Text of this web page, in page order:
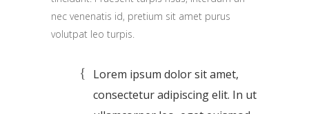
nec venenatis id, pretium sit amet purus
volutpat leo turpis.
Lorem ipsum dolor sit amet,
consectetur adipiscing elit. In ut